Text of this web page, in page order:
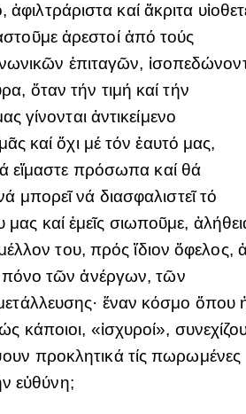
καί ἄκριτα
ἀρεστοί ἀπό τούς
ἐπιταγῶν,
ὅταν τήν τιμή καί τήν
γίνονται ἀντικείμενο
καί ὄχι μέ τόν ἑαυτό μας,
εἴμαστε πρόσωπα καί θά
νά διασφαλιστεῖ τό
καί ἐμεῖς σιωποῦμε,
του, πρός ἴδιον ὄφελος,
πόνο τῶν ἀνέργων, τῶν
ἕναν κόσμο ὅπου
κάποιοι, «ἰσχυροί»,
προκλητικά τίς πωρωμένες
εὐθύνη;